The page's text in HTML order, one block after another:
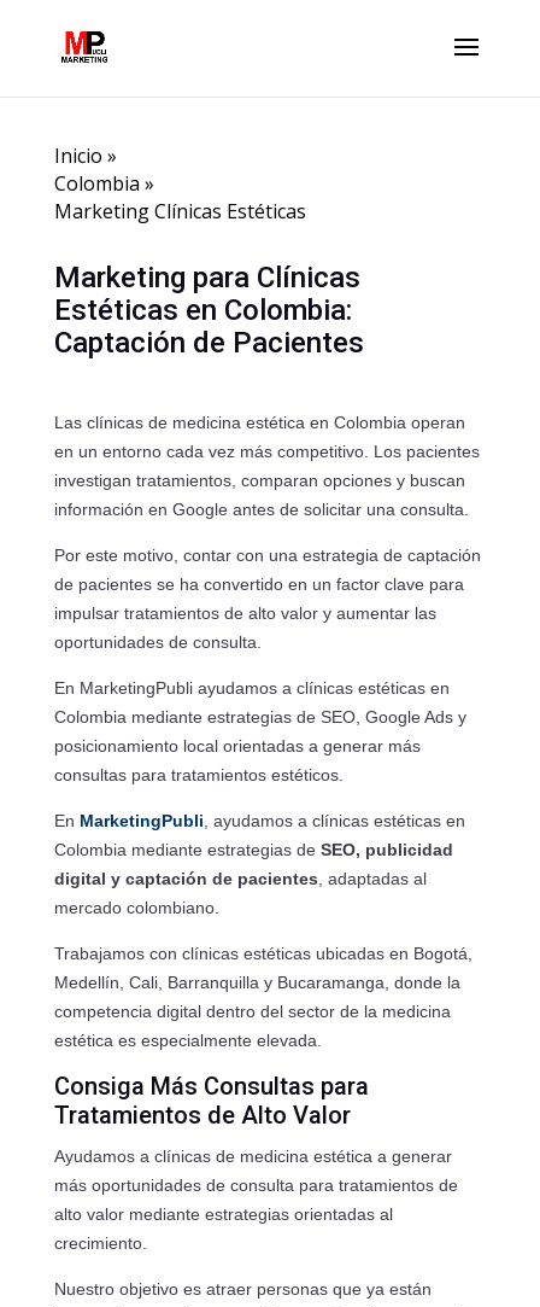
Inicio »
Colombia »
Marketing Clínicas Estéticas
Marketing para Clínicas
Estéticas en Colombia:
Captación de Pacientes
Las clínicas de medicina estética en Colombia operan
en un entorno cada vez más competitivo. Los pacientes
investigan tratamientos, comparan opciones y buscan
información en Google antes de solicitar una consulta.
Por este motivo, contar con una estrategia de captación
de pacientes se ha convertido en un factor clave para
impulsar tratamientos de alto valor y aumentar las
oportunidades de consulta.
En MarketingPubli ayudamos a clínicas estéticas en
Colombia mediante estrategias de SEO, Google Ads y
posicionamiento local orientadas a generar más
consultas para tratamientos estéticos.
En MarketingPubli , ayudamos a clínicas estéticas en
Colombia mediante estrategias de SEO, publicidad
digital y captación de pacientes , adaptadas al
mercado colombiano.
Trabajamos con clínicas estéticas ubicadas en Bogotá,
Medellín, Cali, Barranquilla y Bucaramanga, donde la
competencia digital dentro del sector de la medicina
estética es especialmente elevada.
Consiga Más Consultas para
Tratamientos de Alto Valor
Ayudamos a clínicas de medicina estética a generar
más oportunidades de consulta para tratamientos de
alto valor mediante estrategias orientadas al
crecimiento.
Nuestro objetivo es atraer personas que ya están